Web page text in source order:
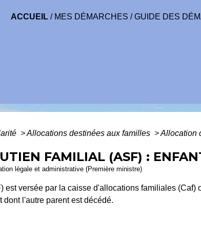
ACCUEIL/ MES DÉMARCHES /GUIDE DES
> Allocations destinées aux familles > Allocation
FAMILIAL (ASF) :
légale et administrative (Première ministre)
est versée par la caisse d'allocations familiales (Caf)
l'autre parent est décédé.